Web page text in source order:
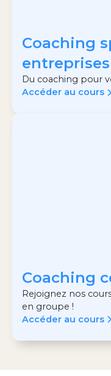
Coaching
entreprises
Du coaching pour
Accéder au cours
Coaching
Rejoignez nos
en groupe !
Accéder au cours